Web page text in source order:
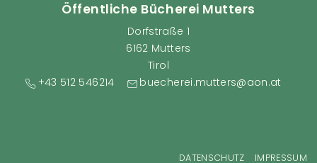
Öffentliche Bücherei Mutters
Dorfstraße 1
6162 Mutters
Tirol
+43 512 546214
buecherei.mutters@aon.at
DATENSCHUTZ IMPRESSUM